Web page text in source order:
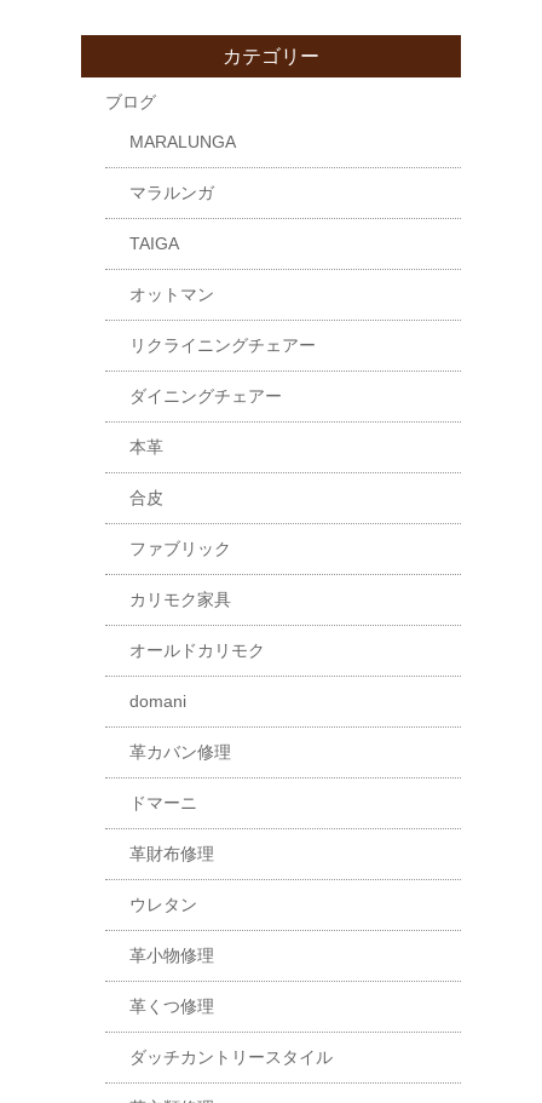
カテゴリー
ブログ
MARALUNGA
マラルンガ
TAIGA
オットマン
リクライニングチェアー
ダイニングチェアー
本革
合皮
ファブリック
カリモク家具
オールドカリモク
domani
革カバン修理
ドマーニ
革財布修理
ウレタン
革小物修理
革くつ修理
ダッチカントリースタイル